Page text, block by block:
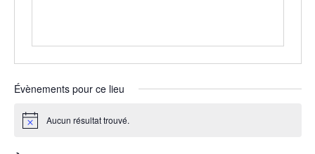
Évènements pour ce lieu
Notice Aucun résultat trouvé.